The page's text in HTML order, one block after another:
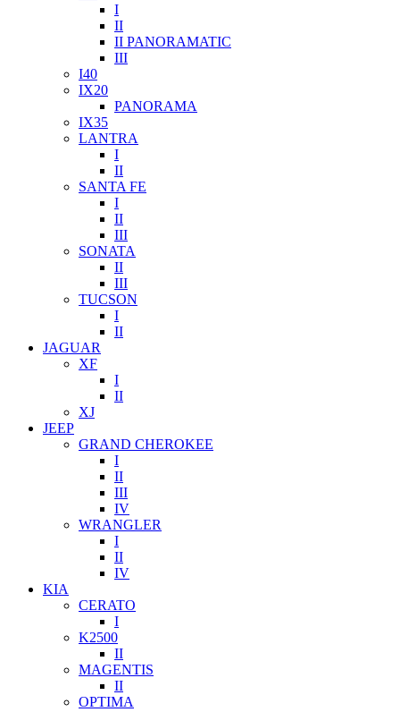
I
II
II PANORAMATIC
III
I40
IX20
PANORAMA
IX35
LANTRA
I
II
SANTA FE
I
II
III
SONATA
II
III
TUCSON
I
II
JAGUAR
XF
I
II
XJ
JEEP
GRAND CHEROKEE
I
II
III
IV
WRANGLER
I
II
IV
KIA
CERATO
I
K2500
II
MAGENTIS
II
OPTIMA